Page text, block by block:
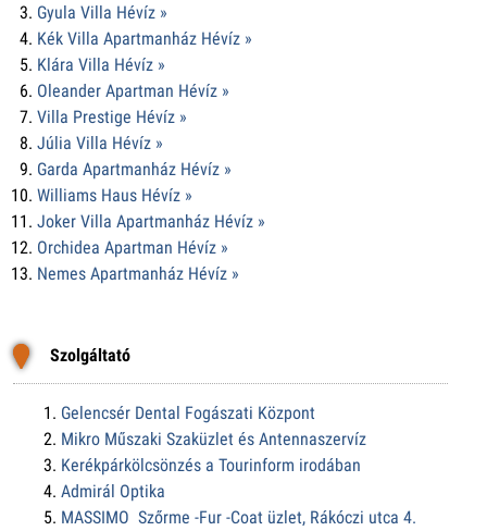
Gyula Villa Hévíz »
Kék Villa Apartmanház Hévíz »
Klára Villa Hévíz »
Oleander Apartman Hévíz »
Villa Prestige Hévíz »
Júlia Villa Hévíz »
Garda Apartmanház Hévíz »
Williams Haus Hévíz »
Joker Villa Apartmanház Hévíz »
Orchidea Apartman Hévíz »
Nemes Apartmanház Hévíz »
Szolgáltató
Gelencsér Dental Fogászati Központ
Mikro Műszaki Szaküzlet és Antennaszervíz
Kerékpárkölcsönzés a Tourinform irodában
Admirál Optika
MASSIMO Szőrme -Fur -Coat üzlet, Rákóczi utca 4.